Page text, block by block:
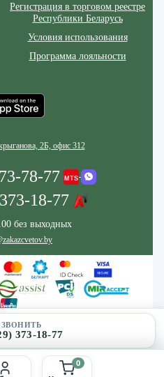
373-18-77
0
Регистрация в торговом реестре
Республики Беларусь
Условия использования
Программа лояльности
2Б, офис 312
78-77
18-77
без выходных